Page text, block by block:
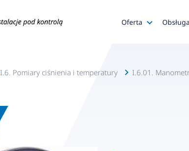
Oferta
Katalog SALUS
I.6. Pomiary ciśnienia i temperatury I.6.01.